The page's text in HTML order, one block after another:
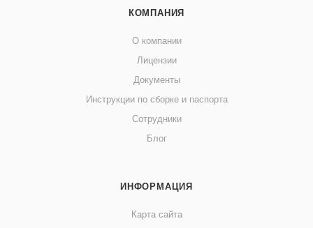
КОМПАНИЯ
О компании
Лицензии
Документы
Инструкции по сборке и паспорта
Сотрудники
Блог
ИНФОРМАЦИЯ
Карта сайта